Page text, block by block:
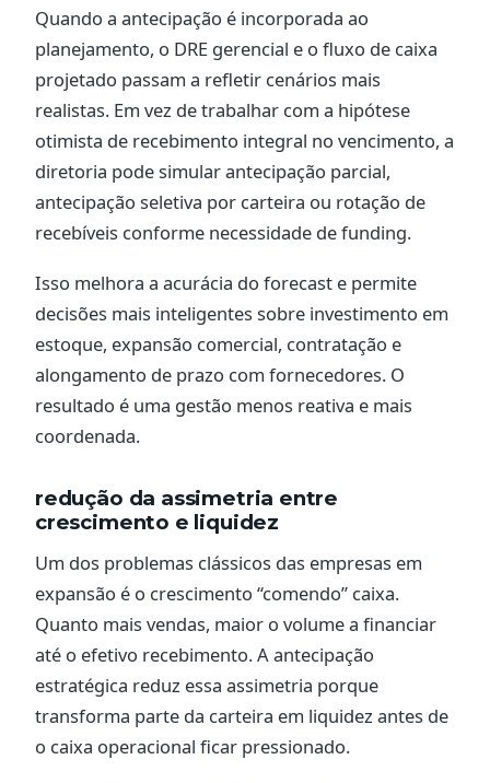
Quando a antecipação é incorporada ao
planejamento, o DRE gerencial e o fluxo de caixa
projetado passam a refletir cenários mais
realistas. Em vez de trabalhar com a hipótese
otimista de recebimento integral no vencimento, a
diretoria pode simular antecipação parcial,
antecipação seletiva por carteira ou rotação de
recebíveis conforme necessidade de funding.
Isso melhora a acurácia do forecast e permite
decisões mais inteligentes sobre investimento em
estoque, expansão comercial, contratação e
alongamento de prazo com fornecedores. O
resultado é uma gestão menos reativa e mais
coordenada.
redução da assimetria entre
crescimento e liquidez
Um dos problemas clássicos das empresas em
expansão é o crescimento “comendo” caixa.
Quanto mais vendas, maior o volume a financiar
até o efetivo recebimento. A antecipação
estratégica reduz essa assimetria porque
transforma parte da carteira em liquidez antes de
o caixa operacional ficar pressionado.